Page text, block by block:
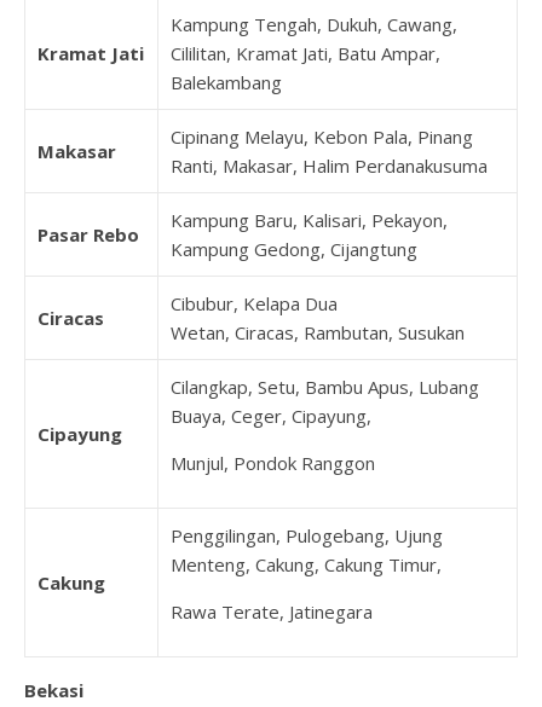
Kramat Jati
Kampung Tengah, Dukuh, Cawang,
Cililitan, Kramat Jati, Batu Ampar,
Balekambang
Makasar
Cipinang Melayu, Kebon Pala, Pinang
Ranti, Makasar, Halim Perdanakusuma
Pasar Rebo
Kampung Baru, Kalisari, Pekayon,
Kampung Gedong, Cijangtung
Ciracas
Cibubur, Kelapa Dua
Wetan, Ciracas, Rambutan, Susukan
Cipayung
Cilangkap, Setu, Bambu Apus, Lubang
Buaya, Ceger, Cipayung,
Munjul, Pondok Ranggon
Cakung
Penggilingan, Pulogebang, Ujung
Menteng, Cakung, Cakung Timur,
Rawa Terate, Jatinegara
Bekasi